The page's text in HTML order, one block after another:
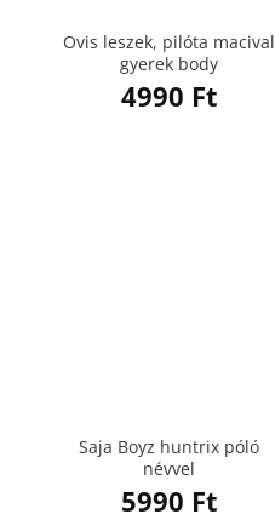
Ovis leszek, pilóta macival
gyerek body
4990 Ft
Saja Boyz huntrix póló
névvel
5990 Ft